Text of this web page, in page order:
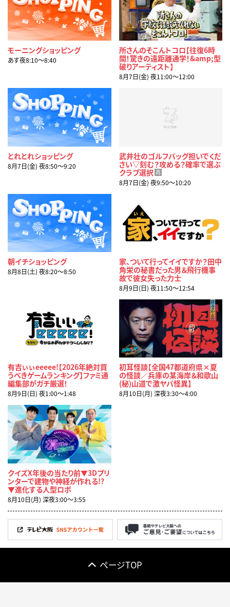
モーニングショッピング
あす夜8:10〜8:40
所さんのそこんトコロ【往復6時
間！驚きの遠距離通学！&amp;型
破りアーティスト】
8月7日(金) 夜11:00〜12:00
とれとれショッピング
8月7日(金) 夜8:50〜9:20
武井壮のゴルフバッグ担いでくだ
さい▽刻む？攻める？確率で選ぶ
クラブ選択 再
8月7日(金) 夜9:50〜10:20
朝イチショッピング
8月8日(土) 夜8:20〜8:50
家、ついて行ってイイですか？田中
角栄の秘書だった男＆飛行機事
故で彼女失った力士
8月9日(日) 夜11:50〜12:54
有吉ぃぃeeeee!【2026年絶対買
うべきゲームランキング】ファミ通
編集部がガチ厳選！
8月9日(日) 夜1:00〜1:48
初耳怪談【全国47都道府県×夏
の怪談／兵庫の某海岸＆和歌山
(秘)山道で激ヤバ怪異】
8月10日(月) 深夜3:30〜4:00
クイズX年後の当たり前▼3Dプリ
ンターで建物や神経が作れる!?
▼進化する人型ロボ
8月10日(月) 深夜3:00〜3:55
ページTOP